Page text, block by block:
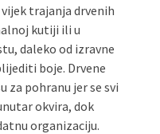
trajanja drvenih
kutiji ili u
daleko od izravne
boje. Drvene
za pohranu jer se svi
okvira, dok
organizaciju.